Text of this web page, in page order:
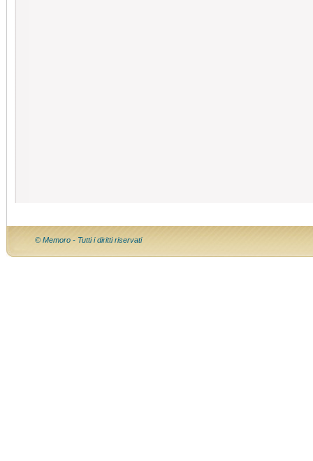
© Memoro - Tutti i diritti riservati